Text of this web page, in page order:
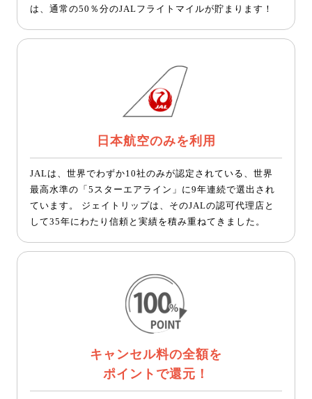
は、通常の50％分のJALフライトマイルが貯まります！
日本航空のみを利用
JALは、世界でわずか10社のみが認定されている、世界
最高水準の「5スターエアライン」に9年連続で選出され
ています。 ジェイトリップは、そのJALの認可代理店と
して35年にわたり信頼と実績を積み重ねてきました。
キャンセル料の全額を
ポイントで還元！